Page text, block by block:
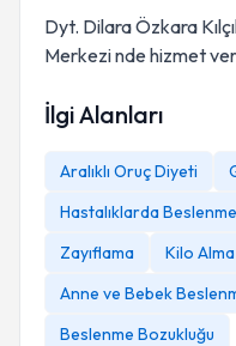
Dyt. Dilara Özkara
Merkezi nde hizmet
İlgi Alanları
Aralıklı Oruç Diyeti
Hastalıklarda Beslenme
Zayıflama
Kilo
Anne ve Bebek
Beslenme Bozukluğu